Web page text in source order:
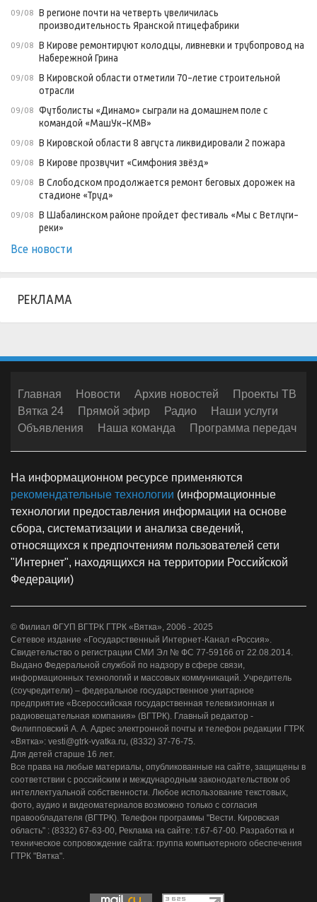
09/08 В регионе почти на четверть увеличилась
производительность Яранской птицефабрики
09/08 В Кирове ремонтируют колодцы, ливневки и трубопровод на
Набережной Грина
09/08 В Кировской области отметили 70-летие строительной
отрасли
09/08 Футболисты «Динамо» сыграли на домашнем поле с
командой «МашУк-КМВ»
09/08 В Кировской области 8 августа ликвидировали 2 пожара
09/08 В Кирове прозвучит «Симфония звёзд»
09/08 В Слободском продолжается ремонт беговых дорожек на
стадионе «Труд»
09/08 В Шабалинском районе пройдет фестиваль «Мы с Ветлуги-
реки»
Все новости
РЕКЛАМА
Главная Новости Архив новостей
Проекты ТВ
Вятка 24
Прямой эфир Радио
Наши услуги
Объявления
Наша команда Программа передач
На информационном ресурсе применяются
рекомендательные технологии (информационные
технологии предоставления информации на основе
сбора, систематизации и анализа сведений,
относящихся к предпочтениям пользователей сети
"Интернет", находящихся на территории Российской
Федерации)
© Филиал ФГУП ВГТРК ГТРК «Вятка», 2006 - 2025
Сетевое издание «Государственный Интернет-Канал «Россия».
Свидетельство о регистрации СМИ Эл № ФС 77-59166 от 22.08.2014.
Выдано Федеральной службой по надзору в сфере связи,
информационных технологий и массовых коммуникаций. Учредитель
(соучредители) – федеральное государственное унитарное
предприятие «Всероссийская государственная телевизионная и
радиовещательная компания» (ВГТРК). Главный редактор -
Филипповский А. А. Адрес электронной почты и телефон редакции ГТРК
«Вятка»: vesti@gtrk-vyatka.ru, (8332) 37-76-75.
Для детей старше 16 лет.
Все права на любые материалы, опубликованные на сайте, защищены в
соответствии с российским и международным законодательством об
интеллектуальной собственности. Любое использование текстовых,
фото, аудио и видеоматериалов возможно только с согласия
правообладателя (ВГТРК). Телефон программы "Вести. Кировская
область" : (8332) 67-63-00, Реклама на сайте: т.67-67-00. Разработка и
техническое сопровождение сайта: группа компьютерного обеспечения
ГТРК "Вятка".